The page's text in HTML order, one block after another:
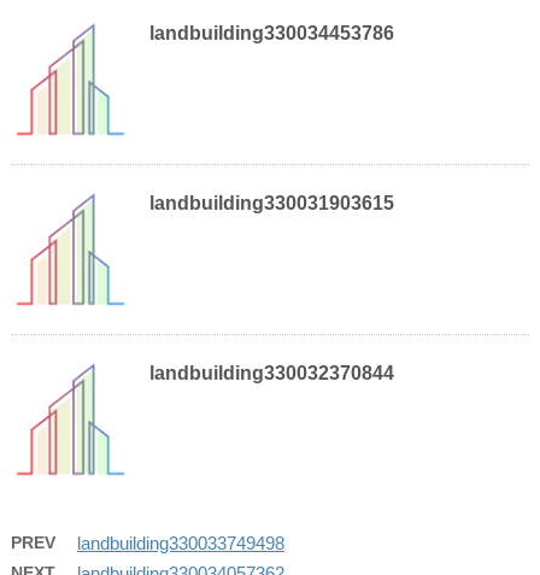
landbuilding330034453786
landbuilding330031903615
landbuilding330032370844
PREV landbuilding330033749498